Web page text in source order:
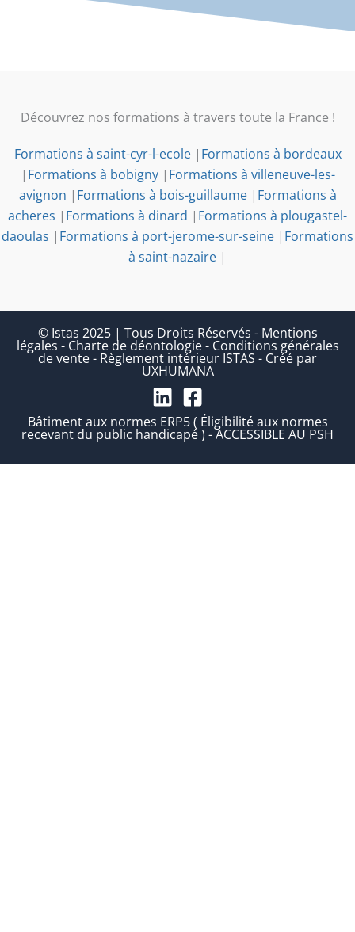
Découvrez nos formations à travers toute la France !
Formations à saint-cyr-l-ecole| Formations à bordeaux
| Formations à bobigny| Formations à villeneuve-les-
avignon | Formations à bois-guillaume| Formations à
acheres | Formations à dinard | Formations à plougastel-
daoulas | Formations à port-jerome-sur-seine | Formations
à saint-nazaire |
© Istas 2025 | Tous Droits Réservés - Mentions
légales - Charte de déontologie- Conditions générales
de vente- Règlement intérieur ISTAS - Créé par
UXHUMANA
Bâtiment aux normes ERP5 ( Éligibilité aux normes
recevant du public handicapé ) - ACCESSIBLE AU PSH